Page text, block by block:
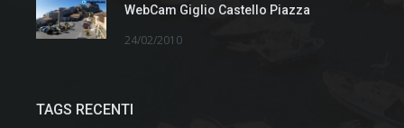
WebCam Giglio Castello Piazza
24/02/2010
TAGS RECENTI